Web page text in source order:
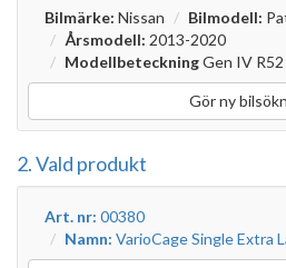
Bilmärke: Nissan Bilmodell:
Årsmodell: 2013-2020
ModellbeteckningGen IV R52
Gör ny
2. Vald produkt
Art. nr: 00380
Namn: VarioCage Single Extra